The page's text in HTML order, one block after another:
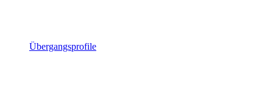
Übergangsprofile